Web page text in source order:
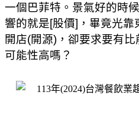
一個巴菲特。景氣好的時
響的就是[股價] ，畢竟光靠
開店(開源) ，卻要求要有
可能性高嗎？